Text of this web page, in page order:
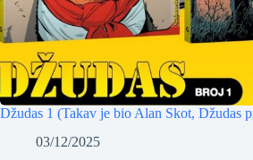
Džudas 1 (Takav je bio Alan Skot, Džudas
03/12/2025